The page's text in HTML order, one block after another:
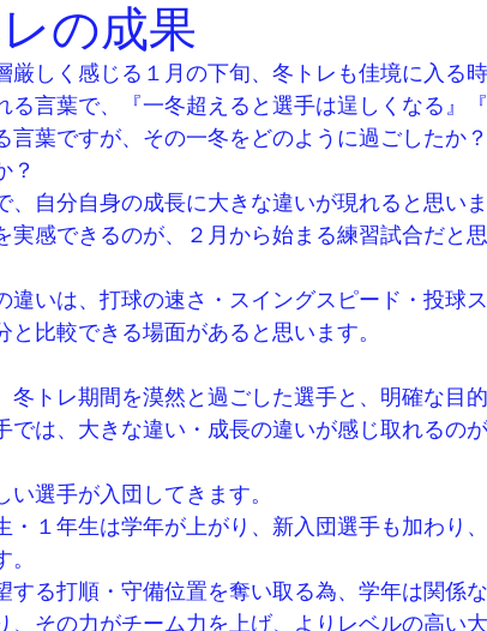
の成果
厳しく感じる１月の下旬、冬トレも佳境に入る時
る言葉で、『一冬超えると選手は逞しくなる』
言葉ですが、その一冬をどのように過ごしたか
？
、自分自身の成長に大きな違いが現れると思いま
実感できるのが、２月から始まる練習試合だと思
違いは、打球の速さ・スイングスピード・投球
と比較できる場面があると思います。
冬トレ期間を漠然と過ごした選手と、明確な目
では、大きな違い・成長の違いが感じ取れるの
い選手が入団してきます。
・１年生は学年が上がり、新入団選手も加わり
する打順・守備位置を奪い取る為、学年は関係
、その力がチーム力を上げ、よりレベルの高い